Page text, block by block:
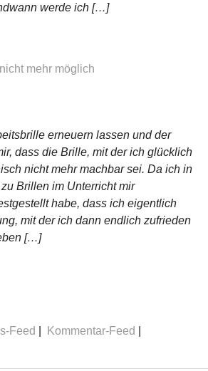
werde ich […]
mehr möglich
erneuern lassen und der
dass die Brille, mit der ich glücklich
nicht mehr machbar sei. Da ich in
Brillen im Unterricht mir
habe, dass ich eigentlich
mit der ich dann endlich zufrieden
[…]
Feed
Kommentar-Feed